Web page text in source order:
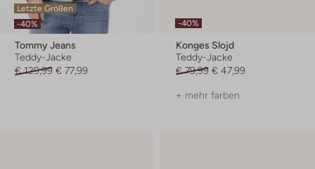
Letzte Größen
-40%
Tommy Jeans
Teddy-Jacke
€ 129,99 € 77,99
-40%
Konges Slojd
Teddy-Jacke
€ 79,99 € 47,99
+ mehr farben